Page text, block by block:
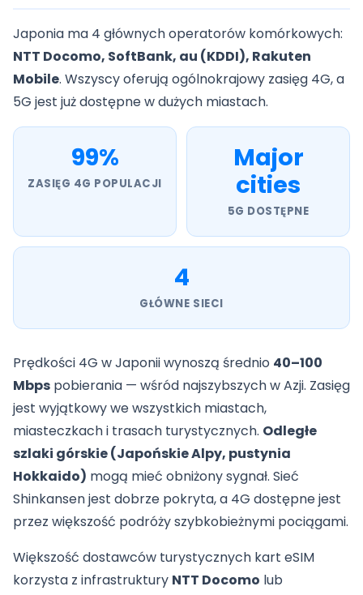
Japonia ma 4 głównych operatorów komórkowych:
NTT Docomo, SoftBank, au (KDDI), Rakuten
Mobile. Wszyscy oferują ogólnokrajowy zasięg 4G, a
5G jest już dostępne w dużych miastach.
99%
ZASIĘG 4G POPULACJI
Major
cities
5G DOSTĘPNE
4
GŁÓWNE SIECI
Prędkości 4G w Japonii wynoszą średnio 40–100
Mbps pobierania — wśród najszybszych w Azji. Zasięg
jest wyjątkowy we wszystkich miastach,
miasteczkach i trasach turystycznych. Odległe
szlaki górskie (Japońskie Alpy, pustynia
Hokkaido) mogą mieć obniżony sygnał. Sieć
Shinkansen jest dobrze pokryta, a 4G dostępne jest
przez większość podróży szybkobieżnymi pociągami.
Większość dostawców turystycznych kart eSIM
korzysta z infrastruktury NTT Docomo lub